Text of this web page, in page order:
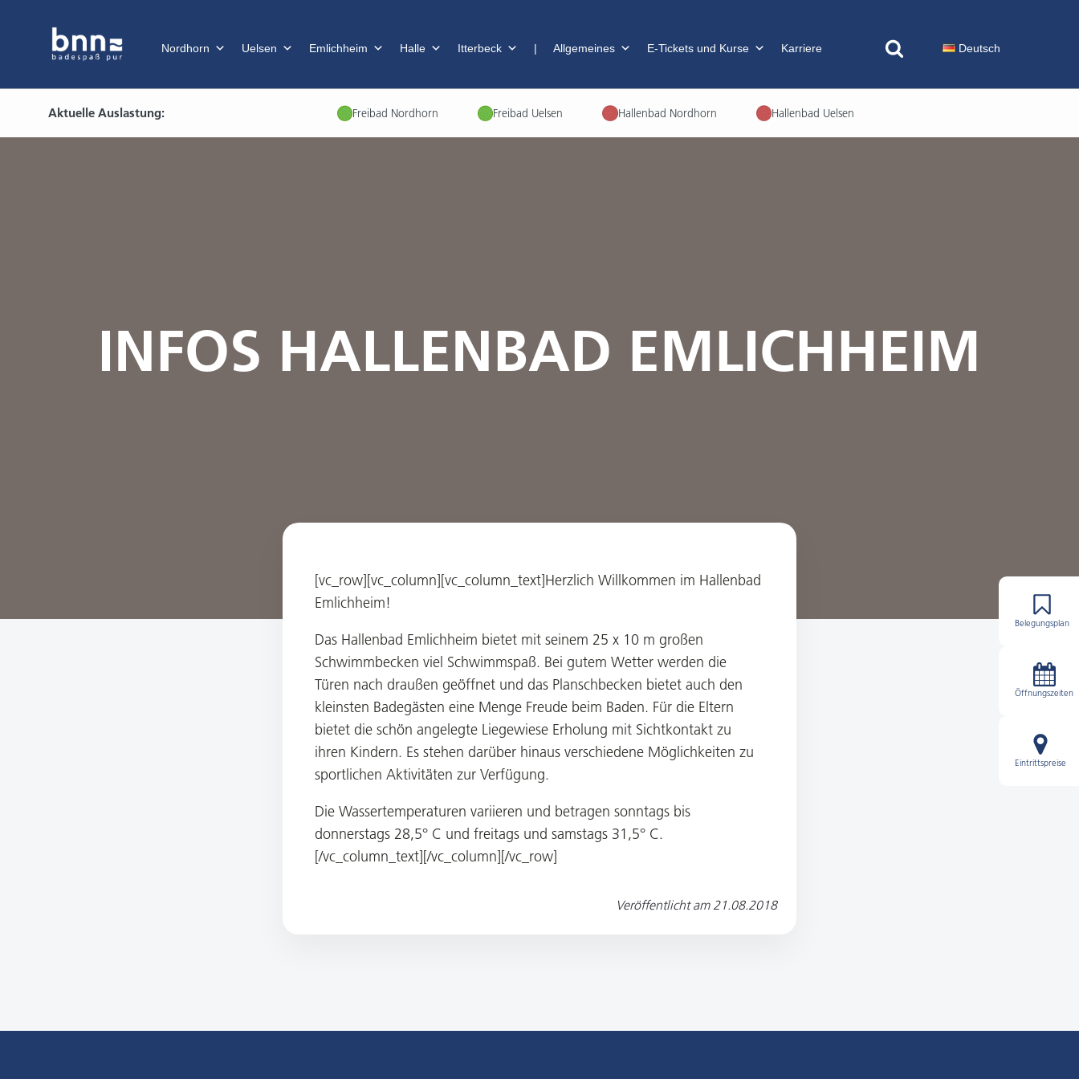
Nordhorn Uelsen Emlichheim Halle Itterbeck | Allgemeines E-Tickets und Kurse Karriere Deutsch
Belegungsplan
Öffnungszeiten
Eintrittspreise
Aktuelle Auslastung: Freibad Nordhorn Freibad Uelsen Hallenbad Nordhorn Hallenbad Uelsen
INFOS HALLENBAD EMLICHHEIM
[vc_row][vc_column][vc_column_text]Herzlich Willkommen im Hallenbad
Emlichheim!
Das Hallenbad Emlichheim bietet mit seinem 25 x 10 m großen
Schwimmbecken viel Schwimmspaß. Bei gutem Wetter werden die
Türen nach draußen geöffnet und das Planschbecken bietet auch den
kleinsten Badegästen eine Menge Freude beim Baden. Für die Eltern
bietet die schön angelegte Liegewiese Erholung mit Sichtkontakt zu
ihren Kindern. Es stehen darüber hinaus verschiedene Möglichkeiten zu
sportlichen Aktivitäten zur Verfügung.
Die Wassertemperaturen variieren und betragen sonntags bis
donnerstags 28,5° C und freitags und samstags 31,5° C.
[/vc_column_text][/vc_column][/vc_row]
Veröffentlicht am 21.08.2018